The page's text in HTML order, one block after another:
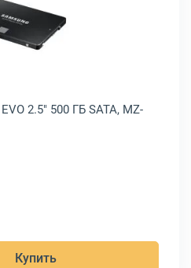
SATA, PBE192TS25SSDR
Открыть товар: Диск SSD
2.5" 500 ГБ SATA, MZ-
Купить